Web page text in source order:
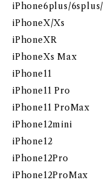
iPhone6plus/
iPhoneX/Xs
iPhoneXR
iPhoneXs Max
iPhone11
iPhone11 Pro
iPhone11 ProMax
iPhone12mini
iPhone12
iPhone12Pro
iPhone12ProMax